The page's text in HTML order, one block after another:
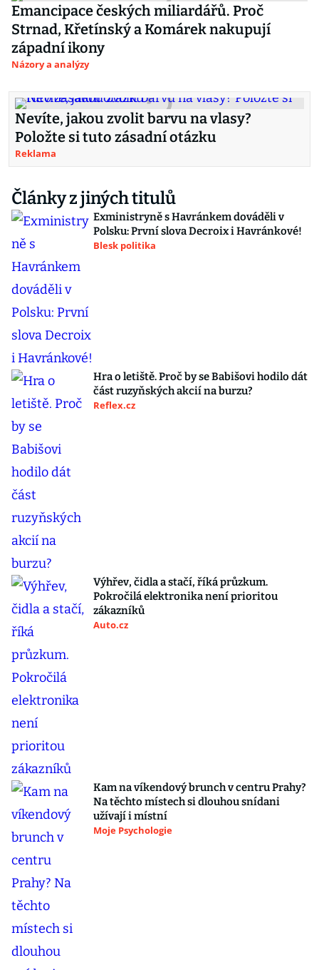
Emancipace českých miliardářů. Proč
Strnad, Křetínský a Komárek nakupují
západní ikony
Názory a analýzy
Nevíte, jakou zvolit barvu na vlasy?
Položte si tuto zásadní otázku
Reklama
Články z jiných titulů
Exministryně s Havránkem dováděli v
Polsku: První slova Decroix i Havránkové!
Blesk politika
Hra o letiště. Proč by se Babišovi hodilo dát
část ruzyňských akcií na burzu?
Reflex.cz
Výhřev, čidla a stačí, říká průzkum.
Pokročilá elektronika není prioritou
zákazníků
Auto.cz
Kam na víkendový brunch v centru Prahy?
Na těchto místech si dlouhou snídani
užívají i místní
Moje Psychologie